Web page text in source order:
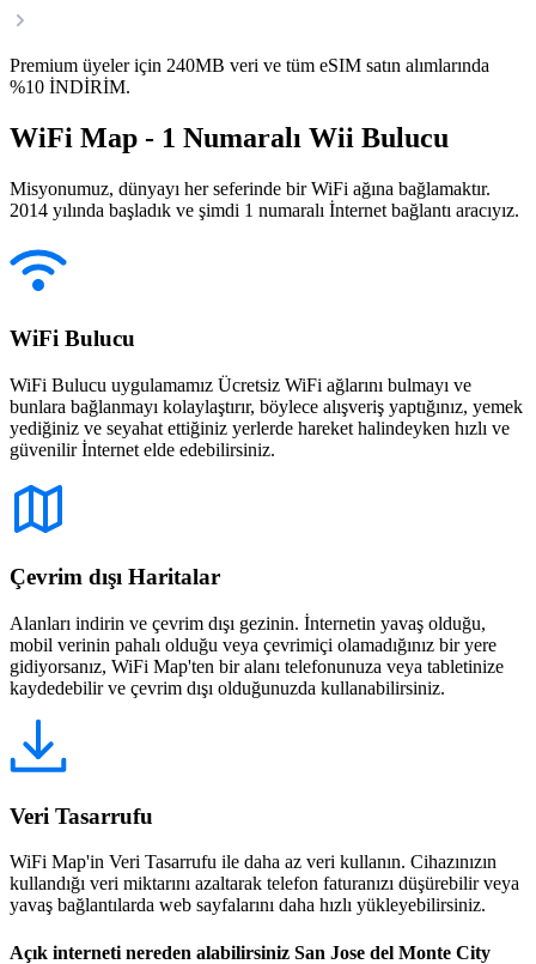
Premium üyeler için 240MB veri ve tüm eSIM satın alımlarında
%10 İNDİRİM.
WiFi Map - 1 Numaralı Wii Bulucu
Misyonumuz, dünyayı her seferinde bir WiFi ağına bağlamaktır.
2014 yılında başladık ve şimdi 1 numaralı İnternet bağlantı aracıyız.
WiFi Bulucu
WiFi Bulucu uygulamamız Ücretsiz WiFi ağlarını bulmayı ve
bunlara bağlanmayı kolaylaştırır, böylece alışveriş yaptığınız, yemek
yediğiniz ve seyahat ettiğiniz yerlerde hareket halindeyken hızlı ve
güvenilir İnternet elde edebilirsiniz.
Çevrim dışı Haritalar
Alanları indirin ve çevrim dışı gezinin. İnternetin yavaş olduğu,
mobil verinin pahalı olduğu veya çevrimiçi olamadığınız bir yere
gidiyorsanız, WiFi Map'ten bir alanı telefonunuza veya tabletinize
kaydedebilir ve çevrim dışı olduğunuzda kullanabilirsiniz.
Veri Tasarrufu
WiFi Map'in Veri Tasarrufu ile daha az veri kullanın. Cihazınızın
kullandığı veri miktarını azaltarak telefon faturanızı düşürebilir veya
yavaş bağlantılarda web sayfalarını daha hızlı yükleyebilirsiniz.
Açık interneti nereden alabilirsiniz San Jose del Monte City